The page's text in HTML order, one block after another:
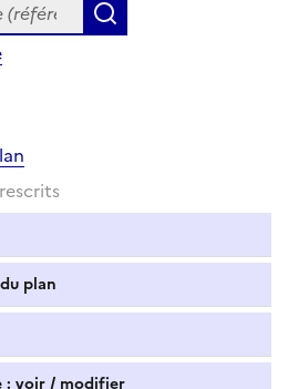
plan
: voir / modifier